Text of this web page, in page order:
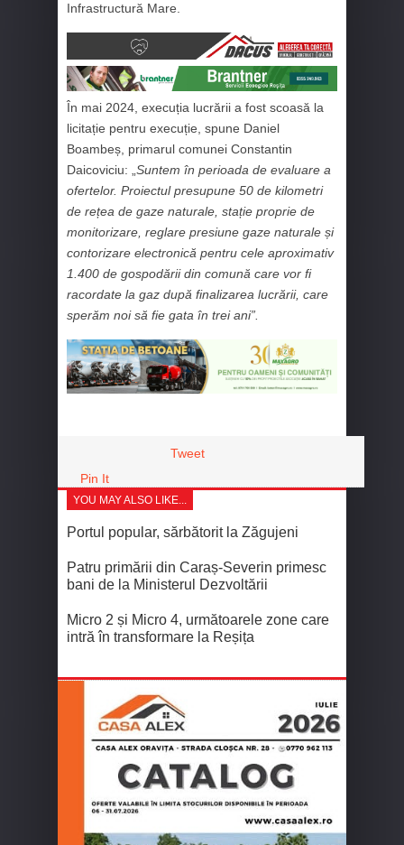
Infrastructură Mare.
În mai 2024, execuția lucrării a fost scoasă la
licitație pentru execuție, spune Daniel
Boambeș, primarul comunei Constantin
Daicoviciu: „ Suntem în perioada de evaluare a
ofertelor. Proiectul presupune 50 de kilometri
de rețea de gaze naturale, stație proprie de
monitorizare, reglare presiune gaze naturale și
contorizare electronică pentru cele aproximativ
1.400 de gospodării din comună care vor fi
racordate la gaz după finalizarea lucrării, care
sperăm noi să fie gata în trei ani”.
Tweet
Pin It
YOU MAY ALSO LIKE...
Portul popular, sărbătorit la Zăgujeni
Patru primării din Caraș-Severin primesc
bani de la Ministerul Dezvoltării
Micro 2 și Micro 4, următoarele zone care
intră în transformare la Reșița